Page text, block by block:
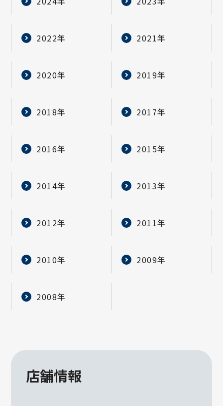
2022年 2021年
2020年 2019年
2018年 2017年
2016年 2015年
2014年 2013年
2012年 2011年
2010年 2009年
2008年
店舗情報